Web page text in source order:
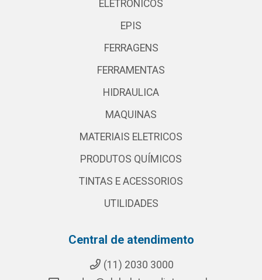
ELETRONICOS
EPIS
FERRAGENS
FERRAMENTAS
HIDRAULICA
MAQUINAS
MATERIAIS ELETRICOS
PRODUTOS QUÍMICOS
TINTAS E ACESSORIOS
UTILIDADES
Central de atendimento
(11) 2030 3000